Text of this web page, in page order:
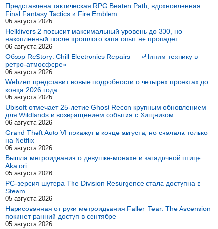
Представлена тактическая RPG Beaten Path, вдохновленная
Final Fantasy Tactics и Fire Emblem
06 августа 2026
Helldivers 2 повысит максимальный уровень до 300, но
накопленный после прошлого капа опыт не пропадет
06 августа 2026
Обзор ReStory: Chill Electronics Repairs — «Чиним технику в
ретро-атмосфере»
06 августа 2026
Webzen представит новые подробности о четырех проектах до
конца 2026 года
06 августа 2026
Ubisoft отмечает 25-летие Ghost Recon крупным обновлением
для Wildlands и возвращением события с Хищником
06 августа 2026
Grand Theft Auto VI покажут в конце августа, но сначала только
на Netflix
06 августа 2026
Вышла метроидвания о девушке-монахе и загадочной птице
Akatori
05 августа 2026
PC-версия шутера The Division Resurgence стала доступна в
Steam
05 августа 2026
Нарисованная от руки метроидвания Fallen Tear: The Ascension
покинет ранний доступ в сентябре
05 августа 2026